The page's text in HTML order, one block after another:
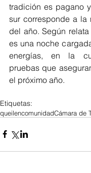
tradición es pagano
sur corresponde a la
del año. Según
es una noche
energías, en la
pruebas que
el próximo año.
Etiquetas:
queilencomunidadCámara de